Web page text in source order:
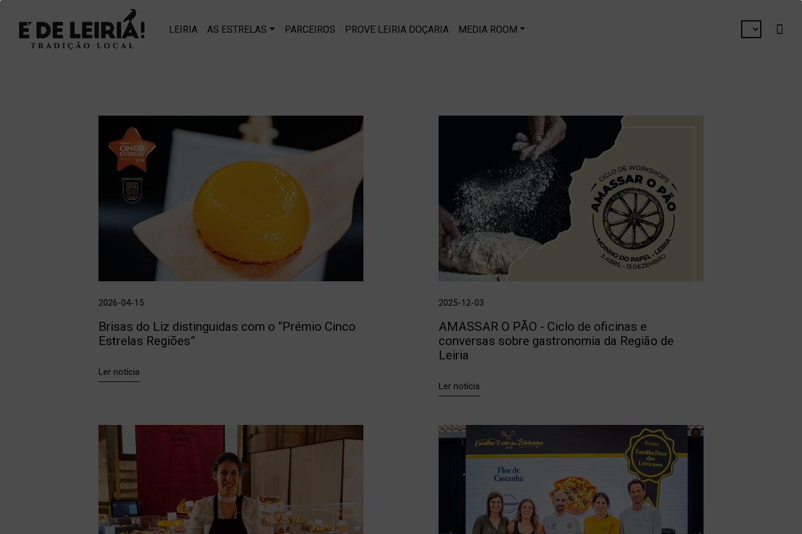
LEIRIA AS ESTRELAS PARCEIROS PROVE LEIRIA DOÇARIA MEDIA ROOM
2026-04-15
Brisas do Liz distinguidas com o “Prémio Cinco
Estrelas Regiões”
Ler notícia
2025-12-03
AMASSAR O PÃO - Ciclo de oficinas e
conversas sobre gastronomia da Região de
Leiria
Ler notícia